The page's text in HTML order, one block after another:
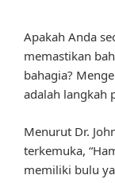
Apakah Anda
memastikan
bahagia?
adalah langkah
Menurut Dr.
terkemuka,
memiliki bulu